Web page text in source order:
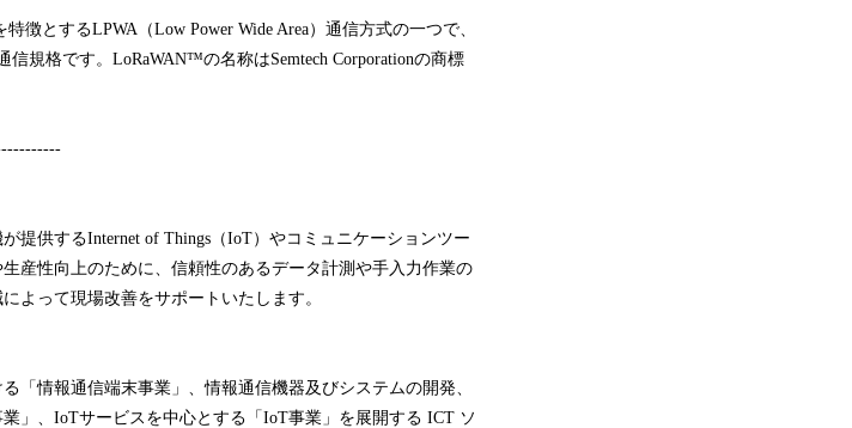
とするLPWA（Low Power Wide Area）通信方式の一つで、
規格です。LoRaWAN™の名称はSemtech Corporationの商標
が提供するInternet of Things（IoT）やコミュニケーションツー
産性向上のために、信頼性のあるデータ計測や手入力作業の
よって現場改善をサポートいたします。
「情報通信端末事業」、情報通信機器及びシステムの開発、
」、IoTサービスを中心とする「IoT事業」を展開する ICT ソ